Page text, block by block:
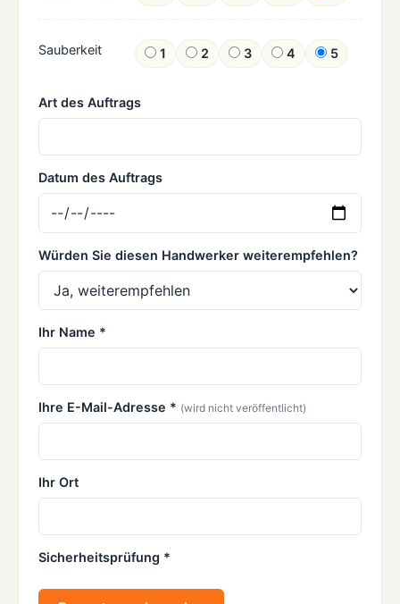
Sauberkeit 1 2 3 4 5
Art des Auftrags
Datum des Auftrags
Würden Sie diesen Handwerker weiterempfehlen?
Ihr Name *
Ihre E-Mail-Adresse * (wird nicht veröffentlicht)
Ihr Ort
Sicherheitsprüfung *